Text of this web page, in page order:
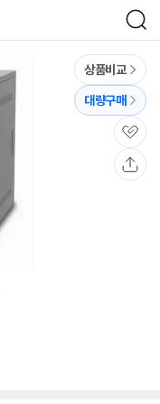
검
색
상품비교
대량구매
관
심